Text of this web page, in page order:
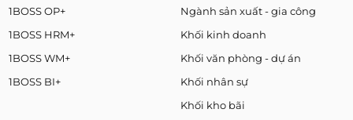
1BOSS OP+
1BOSS HRM+
1BOSS WM+
1BOSS BI+
Ngành sản xuất - gia công
Khối kinh doanh
Khối văn phòng - dự án
Khối nhân sự
Khối kho bãi